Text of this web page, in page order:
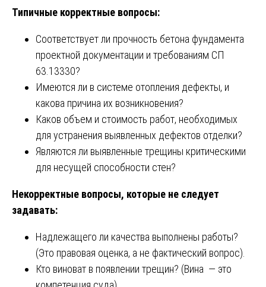
Типичные корректные вопросы:
Соответствует ли прочность бетона фундамента
проектной документации и требованиям СП
63.13330?
Имеются ли в системе отопления дефекты, и
какова причина их возникновения?
Каков объем и стоимость работ, необходимых
для устранения выявленных дефектов отделки?
Являются ли выявленные трещины критическими
для несущей способности стен?
Некорректные вопросы, которые не следует
задавать:
Надлежащего ли качества выполнены работы?
(Это правовая оценка, а не фактический вопрос).
Кто виноват в появлении трещин? (Вина — это